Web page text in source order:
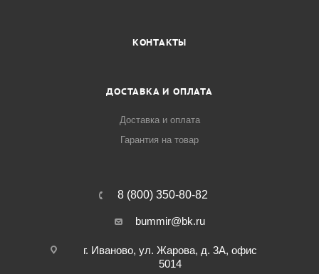
КОНТАКТЫ
ДОСТАВКА И ОПЛАТА
Доставка и оплата
Гарантия на товар
8 (800) 350-80-82
bummir@bk.ru
г. Иваново, ул. Жарова, д. 3А, офис
5014